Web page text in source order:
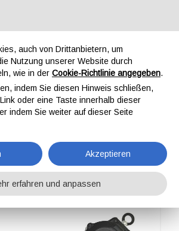
auch von Drittanbietern, um
Nutzung unserer Website durch
wie in der Cookie-Richtlinie angegeben.
indem Sie diesen Hinweis schließen,
oder eine Taste innerhalb dieser
indem Sie weiter auf dieser Seite
Akzeptieren
erfahren und anpassen